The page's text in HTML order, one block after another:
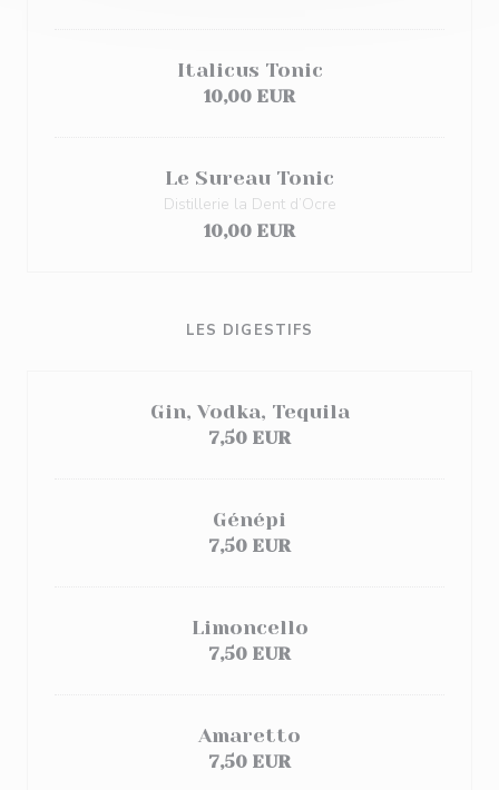
Italicus Tonic
10,00 EUR
Le Sureau Tonic
Distillerie la Dent d’Ocre
10,00 EUR
LES DIGESTIFS
Gin, Vodka, Tequila
7,50 EUR
Génépi
7,50 EUR
Limoncello
7,50 EUR
Amaretto
7,50 EUR